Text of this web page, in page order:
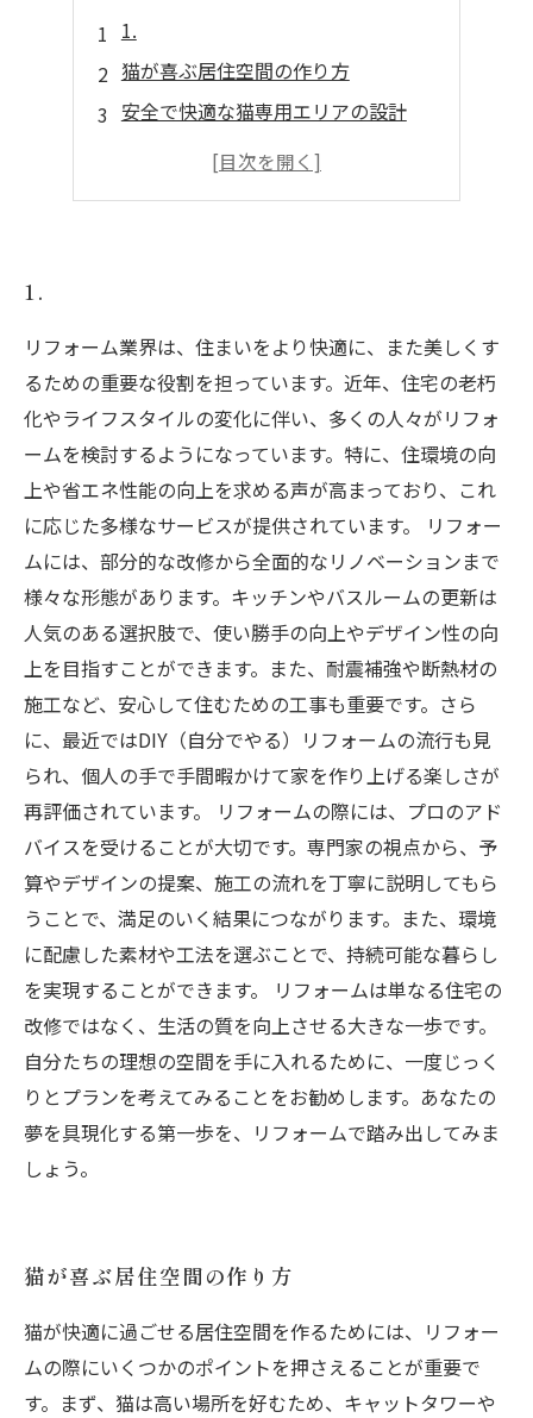
1.
猫が喜ぶ居住空間の作り方
安全で快適な猫専用エリアの設計
家具配置のコツ：猫の動線を考える
1.
リフォーム業界は、住まいをより快適に、また美しくす
るための重要な役割を担っています。近年、住宅の老朽
化やライフスタイルの変化に伴い、多くの人々がリフォ
ームを検討するようになっています。特に、住環境の向
上や省エネ性能の向上を求める声が高まっており、これ
に応じた多様なサービスが提供されています。 リフォー
ムには、部分的な改修から全面的なリノベーションまで
様々な形態があります。キッチンやバスルームの更新は
人気のある選択肢で、使い勝手の向上やデザイン性の向
上を目指すことができます。また、耐震補強や断熱材の
施工など、安心して住むための工事も重要です。さら
に、最近ではDIY（自分でやる）リフォームの流行も見
られ、個人の手で手間暇かけて家を作り上げる楽しさが
再評価されています。 リフォームの際には、プロのアド
バイスを受けることが大切です。専門家の視点から、予
算やデザインの提案、施工の流れを丁寧に説明してもら
うことで、満足のいく結果につながります。また、環境
に配慮した素材や工法を選ぶことで、持続可能な暮らし
を実現することができます。 リフォームは単なる住宅の
改修ではなく、生活の質を向上させる大きな一歩です。
自分たちの理想の空間を手に入れるために、一度じっく
りとプランを考えてみることをお勧めします。あなたの
夢を具現化する第一歩を、リフォームで踏み出してみま
しょう。
猫が喜ぶ居住空間の作り方
猫が快適に過ごせる居住空間を作るためには、リフォー
ムの際にいくつかのポイントを押さえることが重要で
す。まず、猫は高い場所を好むため、キャットタワーや